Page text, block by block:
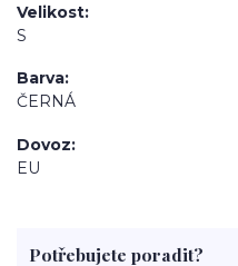
Velikost
S
Barva
ČERNÁ
Dovoz
EU
Potřebujete poradit?